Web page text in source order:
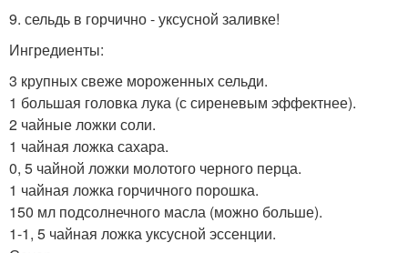
9. сельдь в горчично - уксусной заливке!
Ингредиенты:
3 крупных свеже мороженных сельди.
1 большая головка лука (с сиреневым эффектнее).
2 чайные ложки соли.
1 чайная ложка сахара.
0, 5 чайной ложки молотого черного перца.
1 чайная ложка горчичного порошка.
150 мл подсолнечного масла (можно больше).
1-1, 5 чайная ложка уксусной эссенции.